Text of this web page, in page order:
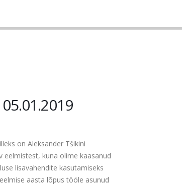
on Aleksander Tšikini
eelmistest, kuna olime kaasanud
lisavahendite kasutamiseks
aasta lõpus tööle asunud